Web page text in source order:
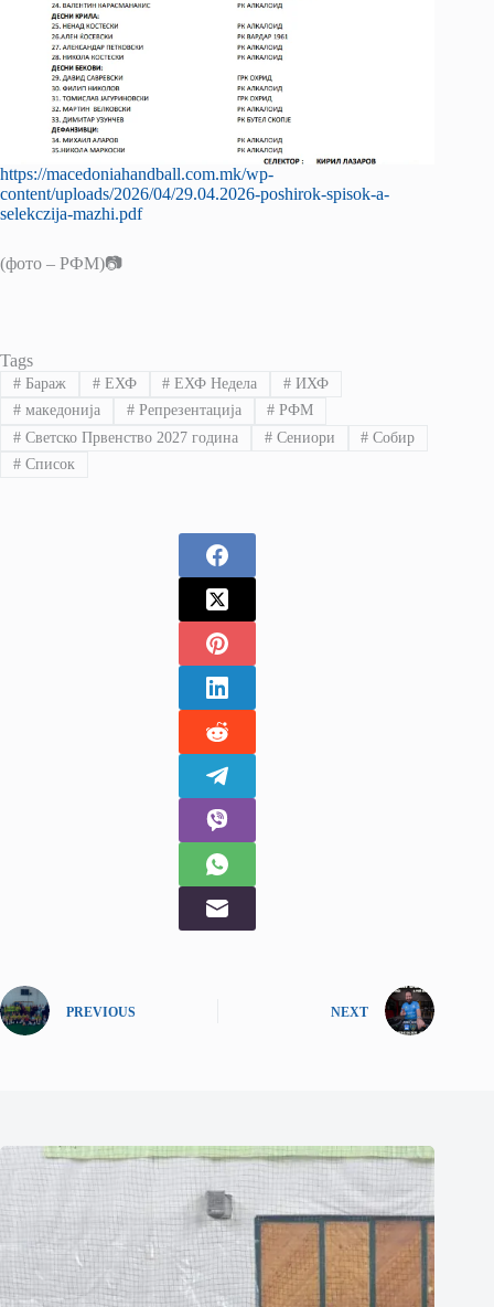
https://macedoniahandball.com.mk/wp-
content/uploads/2026/04/29.04.2026-poshirok-spisok-a-
selekczija-mazhi.pdf
(фото – РФМ)📷
Tags
#Бараж #ЕХФ # ЕХФ Недела # ИХФ
#македонија #Репрезентација # РФМ
#Светско Првенство 2027 година #Сениори # Собир
#Список
PREVIOUS NEXT